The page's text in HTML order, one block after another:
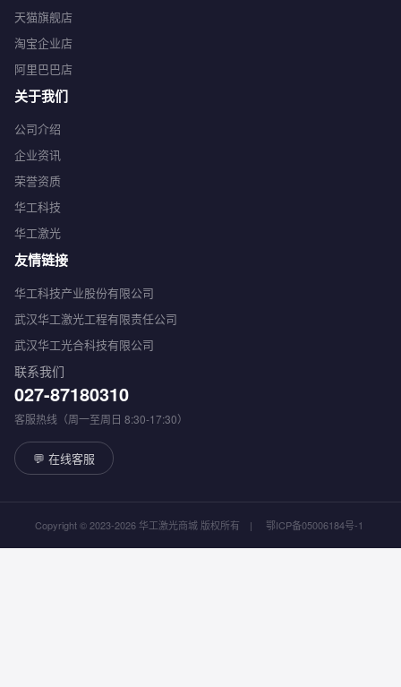
天猫旗舰店
淘宝企业店
阿里巴巴店
关于我们
公司介绍
企业资讯
荣誉资质
华工科技
华工激光
友情链接
华工科技产业股份有限公司
武汉华工激光工程有限责任公司
武汉华工光合科技有限公司
联系我们
027-87180310
客服热线（周一至周日 8:30-17:30）
💬 在线客服
Copyright © 2023-2026 华工激光商城 版权所有 | 鄂ICP备05006184号-1